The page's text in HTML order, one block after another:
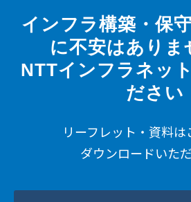
インフラ構築・保
に不安はありま
NTTインフラネッ
ださい
リーフレット・資料は
ダウンロードいた